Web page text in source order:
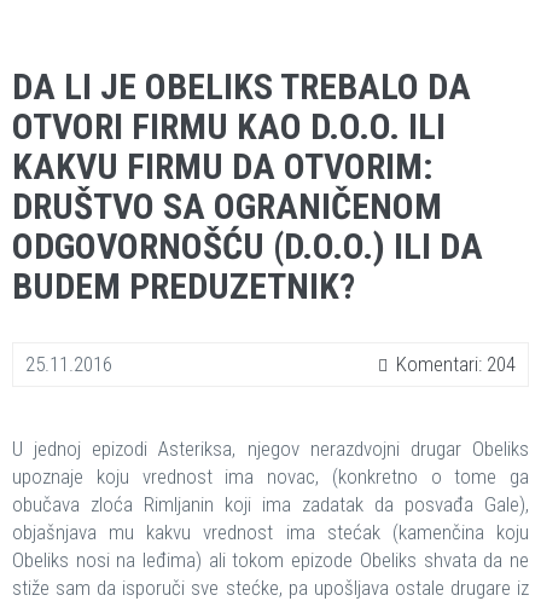
DA LI JE OBELIKS TREBALO DA
OTVORI FIRMU KAO D.O.O. ILI
KAKVU FIRMU DA OTVORIM:
DRUŠTVO SA OGRANIČENOM
ODGOVORNOŠĆU (D.O.O.) ILI DA
BUDEM PREDUZETNIK?
25.11.2016 Komentari: 204
U jednoj epizodi Asteriksa, njegov nerazdvojni drugar Obeliks
upoznaje koju vrednost ima novac, (konkretno o tome ga
obučava zloća Rimljanin koji ima zadatak da posvađa Gale),
objašnjava mu kakvu vrednost ima stećak (kamenčina koju
Obeliks nosi na leđima) ali tokom epizode Obeliks shvata da ne
stiže sam da isporuči sve stećke, pa upošljava ostale drugare iz